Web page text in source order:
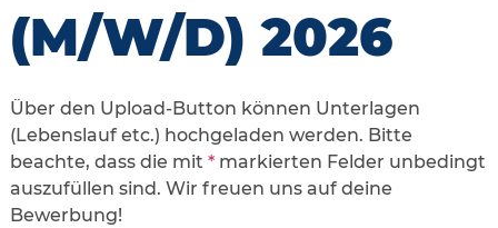
(M/W/D) 2026
Über den Upload-Button können Unterlagen
(Lebenslauf etc.) hochgeladen werden. Bitte
beachte, dass die mit *markierten Felder unbedingt
auszufüllen sind. Wir freuen uns auf deine
Bewerbung!